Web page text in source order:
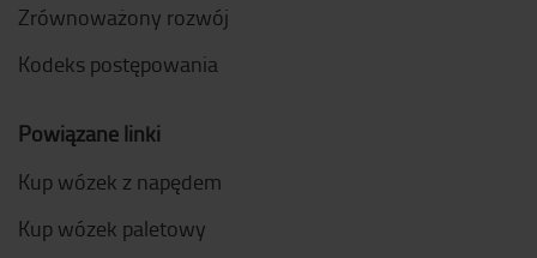
Zrównoważony rozwój
Kodeks postępowania
Powiązane linki
Kup wózek z napędem
Kup wózek paletowy